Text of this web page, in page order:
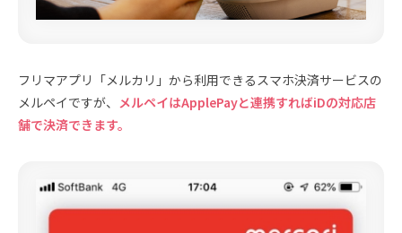
フリマアプリ「メルカリ」から利用できるスマホ決済サービスの
メルペイですが、 メルペイはApplePayと連携すればiDの対応店
舗で決済できます。